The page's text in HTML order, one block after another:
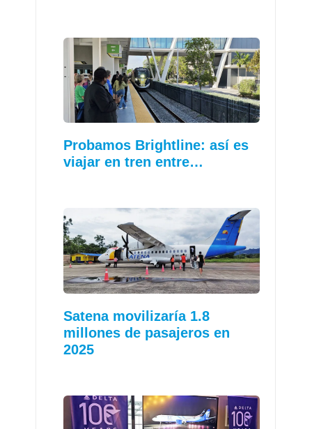
Probamos Brightline: así es
viajar en tren entre…
Satena movilizaría 1.8
millones de pasajeros en
2025